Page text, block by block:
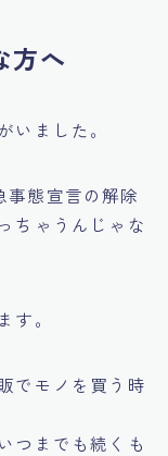
方へ
いました。
態宣言の解除
ちゃうんじゃな
す。
でモノを買う時
つまでも続くも